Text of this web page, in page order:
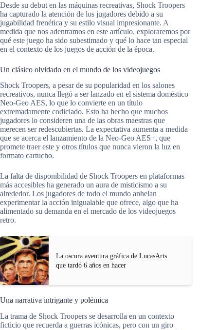
Desde su debut en las máquinas recreativas, Shock Troopers
ha capturado la atención de los jugadores debido a su
jugabilidad frenética y su estilo visual impresionante. A
medida que nos adentramos en este artículo, exploraremos por
qué este juego ha sido subestimado y qué lo hace tan especial
en el contexto de los juegos de acción de la época.
Un clásico olvidado en el mundo de los videojuegos
Shock Troopers, a pesar de su popularidad en los salones
recreativos, nunca llegó a ser lanzado en el sistema doméstico
Neo-Geo AES, lo que lo convierte en un título
extremadamente codiciado. Esto ha hecho que muchos
jugadores lo consideren una de las obras maestras que
merecen ser redescubiertas. La expectativa aumenta a medida
que se acerca el lanzamiento de la Neo-Geo AES+, que
promete traer este y otros títulos que nunca vieron la luz en
formato cartucho.
La falta de disponibilidad de Shock Troopers en plataformas
más accesibles ha generado un aura de misticismo a su
alrededor. Los jugadores de todo el mundo anhelan
experimentar la acción inigualable que ofrece, algo que ha
alimentado su demanda en el mercado de los videojuegos
retro.
La oscura aventura gráfica de LucasArts
que tardó 6 años en hacer
Una narrativa intrigante y polémica
La trama de Shock Troopers se desarrolla en un contexto
ficticio que recuerda a guerras icónicas, pero con un giro